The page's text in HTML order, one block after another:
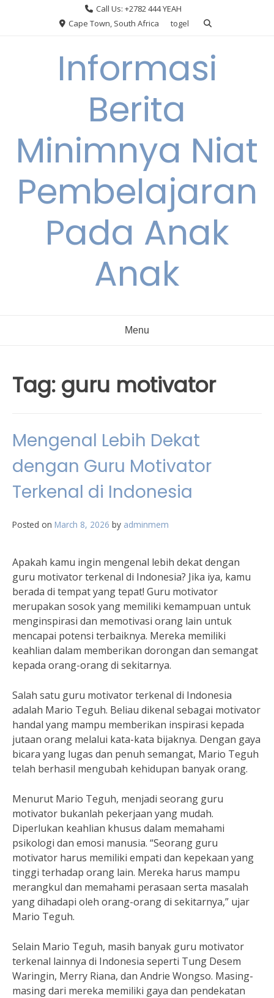
Call Us: +2782 444 YEAH
Cape Town, South Africa
togel
Informasi
Berita
Minimnya Niat
Pembelajaran
Pada Anak
Anak
Menu
Tag: guru motivator
Mengenal Lebih Dekat
dengan Guru Motivator
Terkenal di Indonesia
Posted on March 8, 2026 by adminmem
Apakah kamu ingin mengenal lebih dekat dengan
guru motivator terkenal di Indonesia? Jika iya, kamu
berada di tempat yang tepat! Guru motivator
merupakan sosok yang memiliki kemampuan untuk
menginspirasi dan memotivasi orang lain untuk
mencapai potensi terbaiknya. Mereka memiliki
keahlian dalam memberikan dorongan dan semangat
kepada orang-orang di sekitarnya.
Salah satu guru motivator terkenal di Indonesia
adalah Mario Teguh. Beliau dikenal sebagai motivator
handal yang mampu memberikan inspirasi kepada
jutaan orang melalui kata-kata bijaknya. Dengan gaya
bicara yang lugas dan penuh semangat, Mario Teguh
telah berhasil mengubah kehidupan banyak orang.
Menurut Mario Teguh, menjadi seorang guru
motivator bukanlah pekerjaan yang mudah.
Diperlukan keahlian khusus dalam memahami
psikologi dan emosi manusia. “Seorang guru
motivator harus memiliki empati dan kepekaan yang
tinggi terhadap orang lain. Mereka harus mampu
merangkul dan memahami perasaan serta masalah
yang dihadapi oleh orang-orang di sekitarnya,” ujar
Mario Teguh.
Selain Mario Teguh, masih banyak guru motivator
terkenal lainnya di Indonesia seperti Tung Desem
Waringin, Merry Riana, dan Andrie Wongso. Masing-
masing dari mereka memiliki gaya dan pendekatan